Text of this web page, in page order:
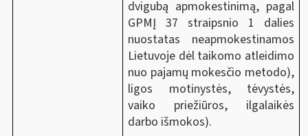
dvigubą apmokestinimą, pagal
GPMĮ 37 straipsnio 1 dalies
nuostatas neapmokestinamos
Lietuvoje dėl taikomo atleidimo
nuo pajamų mokesčio metodo),
ligos motinystės, tėvystės,
vaiko priežiūros, ilgalaikės
darbo išmokos).